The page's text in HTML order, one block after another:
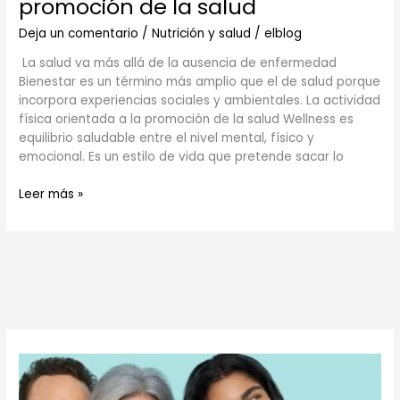
promoción de la salud
Deja un comentario /Nutrición y salud /elblog
La salud va más allá de la ausencia de enfermedad
Bienestar es un término más amplio que el de salud porque
incorpora experiencias sociales y ambientales. La actividad
física orientada a la promoción de la salud Wellness es
equilibrio saludable entre el nivel mental, físico y
emocional. Es un estilo de vida que pretende sacar lo
física
orientada
la
promoción
de
la
salud
Leer más »
t